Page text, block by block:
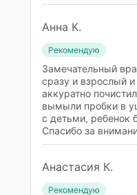
Анна К.
Рекомендую
Замечательный
сразу и взрослый
аккуратно
вымыли пробки в
с детьми, ребенок
Спасибо за
Анастасия К.
Рекомендую